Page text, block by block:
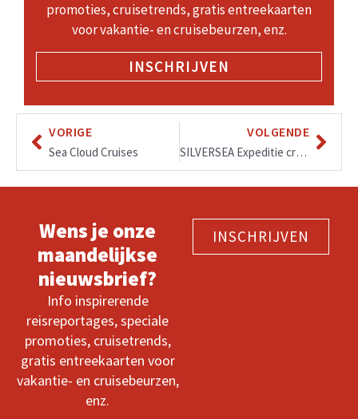
promoties, cruisetrends, gratis entreekaarten
voor vakantie- en cruisebeurzen, enz.
INSCHRIJVEN
VORIGE
Sea Cloud Cruises
VOLGENDE
SILVERSEA Expeditie cruises
Wens je onze
maandelijkse
nieuwsbrief?
Info inspirerende
reisreportages, speciale
promoties, cruisetrends,
gratis entreekaarten voor
vakantie- en cruisebeurzen,
enz.
INSCHRIJVEN